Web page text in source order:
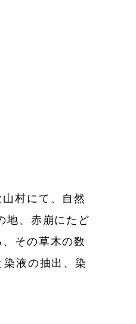
村にて、自然
地、赤崩にたど
その草木の数
液の抽出、染